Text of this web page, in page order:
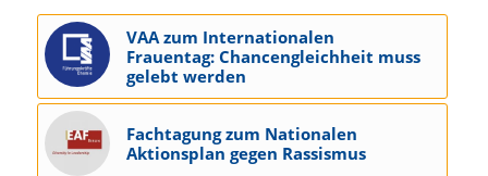
VAA zum Internationalen
Frauentag: Chancengleichheit muss
gelebt werden
Fachtagung zum Nationalen
Aktionsplan gegen Rassismus